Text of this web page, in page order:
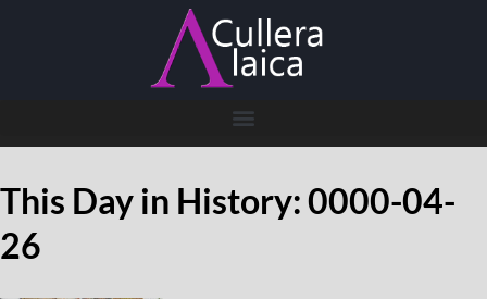
This Day in History: 0000-04-
26